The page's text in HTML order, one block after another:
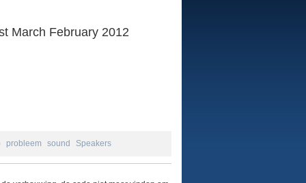
March February 2012
probleem sound Speakers